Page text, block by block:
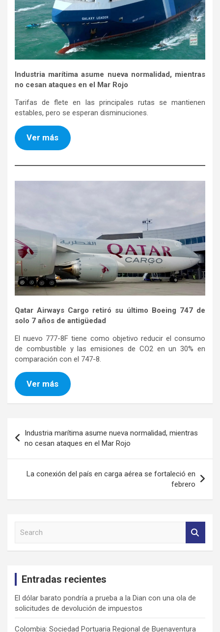
Industria marítima asume nueva normalidad, mientras
no cesan ataques en el Mar Rojo
Tarifas de flete en las principales rutas se mantienen
estables, pero se esperan disminuciones.
Ver más
Qatar Airways Cargo retiró su último Boeing 747 de
solo 7 años de antigüedad
El nuevo 777-8F tiene como objetivo reducir el consumo
de combustible y las emisiones de CO2 en un 30% en
comparación con el 747-8.
Ver más
de
entradas
Industria marítima asume nueva normalidad, mientras
no cesan ataques en el Mar Rojo
La conexión del país en carga aérea se fortaleció en
febrero
Entradas recientes
El dólar barato pondría a prueba a la Dian con una ola de
solicitudes de devolución de impuestos
Colombia: Sociedad Portuaria Regional de Buenaventura